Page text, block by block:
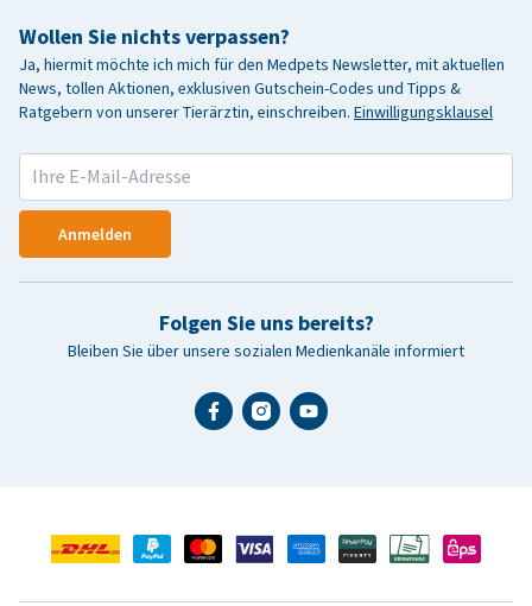
Wollen Sie nichts verpassen?
Ja, hiermit möchte ich mich für den Medpets Newsletter, mit aktuellen
News, tollen Aktionen, exklusiven Gutschein-Codes und Tipps &
Ratgebern von unserer Tierärztin, einschreiben. Einwilligungsklausel
Anmelden
Folgen Sie uns bereits?
Bleiben Sie über unsere sozialen Medienkanäle informiert